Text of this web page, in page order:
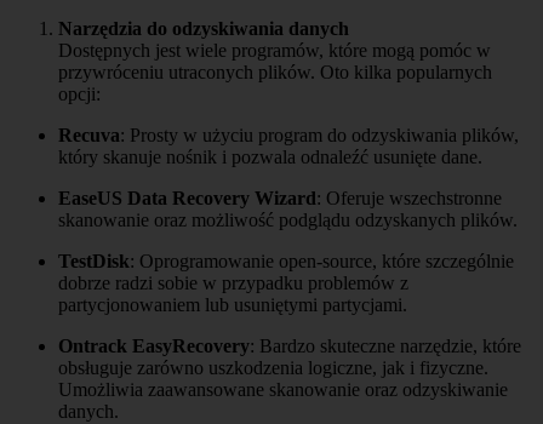
Narzędzia do odzyskiwania danych
Dostępnych jest wiele programów, które mogą pomóc w
przywróceniu utraconych plików. Oto kilka popularnych
opcji:
Recuva: Prosty w użyciu program do odzyskiwania plików,
który skanuje nośnik i pozwala odnaleźć usunięte dane.
EaseUS Data Recovery Wizard: Oferuje wszechstronne
skanowanie oraz możliwość podglądu odzyskanych plików.
TestDisk: Oprogramowanie open-source, które szczególnie
dobrze radzi sobie w przypadku problemów z
partycjonowaniem lub usuniętymi partycjami.
Ontrack EasyRecovery: Bardzo skuteczne narzędzie, które
obsługuje zarówno uszkodzenia logiczne, jak i fizyczne.
Umożliwia zaawansowane skanowanie oraz odzyskiwanie
danych.